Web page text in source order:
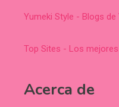
Yumeki Style - Blogs
Top Sites - Los
Acerca de